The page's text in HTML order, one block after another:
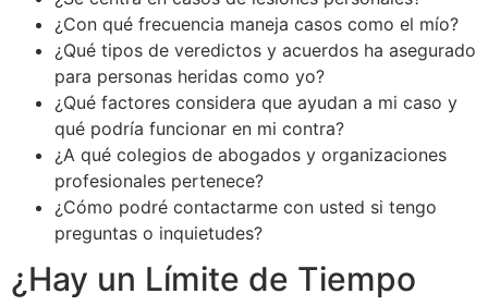
¿Con qué frecuencia maneja casos como el mío?
¿Qué tipos de veredictos y acuerdos ha asegurado
para personas heridas como yo?
¿Qué factores considera que ayudan a mi caso y
qué podría funcionar en mi contra?
¿A qué colegios de abogados y organizaciones
profesionales pertenece?
¿Cómo podré contactarme con usted si tengo
preguntas o inquietudes?
¿Hay un Límite de Tiempo